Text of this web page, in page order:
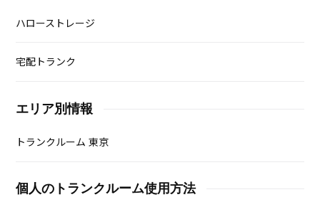
ハローストレージ
宅配トランク
エリア別情報
トランクルーム 東京
個人のトランクルーム使用方法